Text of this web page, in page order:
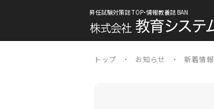
昇任試験対策誌 TOP・情報教養誌 BAN
トップ お知らせ 新着情報